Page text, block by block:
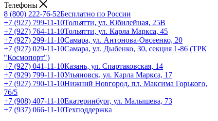
Телефоны
8 (800) 222-76-52Бесплатно по России
+7 (927) 799-11-10Тольятти, ул. Юбилейная, 25В
+7 (927) 764-11-10Тольятти, ул. Карла Маркса, 45
+7 (927) 299-11-10Самара, ул. Антонова-Овсеенко, 20
+7 (927) 029-11-10Самара, ул. Дыбенко, 30, секция 1-86 (ТРК
"Космопорт")
+7 (927) 041-11-10Казань, ул. Спартаковская, 14
+7 (929) 799-11-10Ульяновск, ул. Карла Маркса, 17
+7 (927) 790-11-10Нижний Новгород, пл. Максима Горького,
76/5
+7 (908) 407-11-10Екатеринбург, ул. Малышева, 73
+7 (937) 066-11-10Техподдержка